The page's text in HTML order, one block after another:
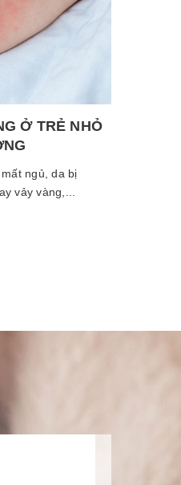
Ở TRẺ NHỎ
ngủ, da bị
vảy vàng,...